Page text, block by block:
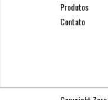
Produtos
Contato